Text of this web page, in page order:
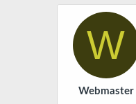
r
a
o
W
Webmaster